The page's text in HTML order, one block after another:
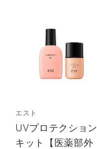
エスト
UVプロテクション
キット【医薬部外